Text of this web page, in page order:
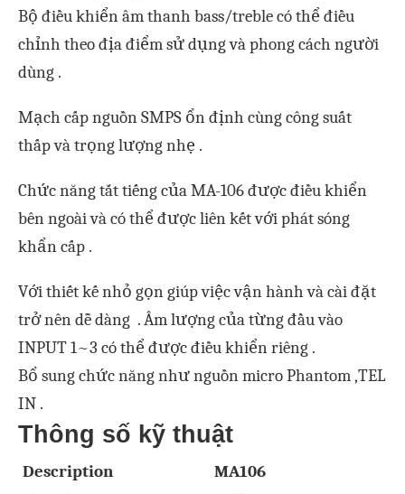
Bộ điều khiển âm thanh bass/treble có thể điều
chỉnh theo địa điểm sử dụng và phong cách người
dùng .
Mạch cấp nguồn SMPS ổn định cùng công suất
thấp và trọng lượng nhẹ .
Chức năng tắt tiếng của MA-106 được điều khiển
bên ngoài và có thể được liên kết với phát sóng
khẩn cấp .
Với thiết kế nhỏ gọn giúp việc vận hành và cài đặt
trở nên dễ dàng . Âm lượng của từng đầu vào
INPUT 1~3 có thể được điều khiển riêng .
Bổ sung chức năng như nguồn micro Phantom ,TEL
IN .
Thông số kỹ thuật
Description
MA106